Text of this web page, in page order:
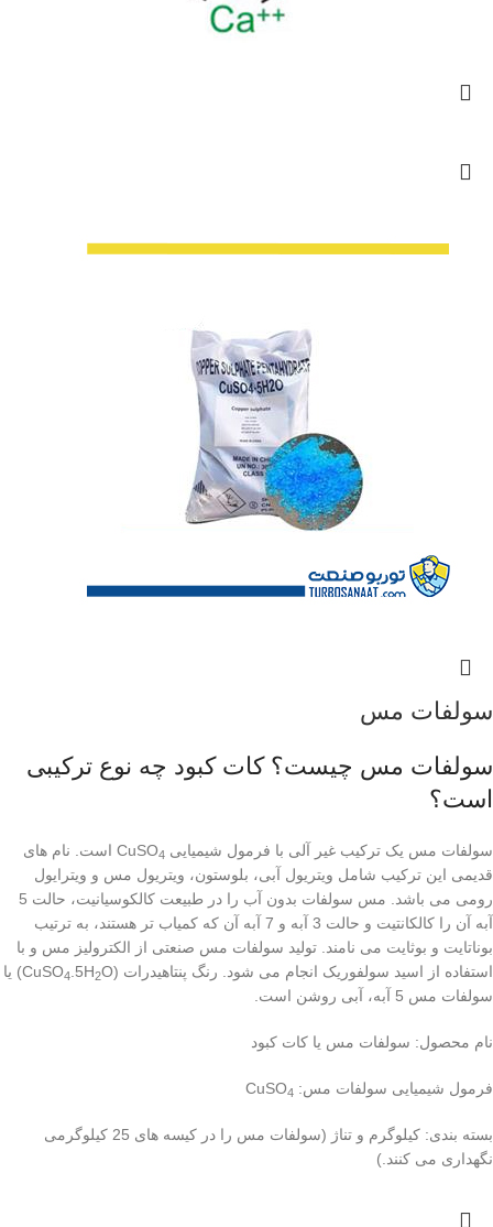
سولفات مس
سولفات مس چیست؟ کات کبود چه نوع ترکیبی
است؟
سولفات مس یک ترکیب غیر آلی با فرمول شیمیایی CuSO 4
است. نام های
قدیمی این ترکیب شامل ویتریول آبی، بلوستون، ویتریول مس و ویترایول
رومی می باشد. مس سولفات بدون آب را در طبیعت کالکوسیانیت، حالت 5
آبه آن را کالکانتیت و حالت 3 آبه و 7 آبه آن که کمیاب تر هستند، به ترتیب
بوناتایت و بوثایت می نامند. تولید سولفات مس صنعتی از الکترولیز مس و با
استفاده از اسید سولفوریک انجام می شود. رنگ پنتاهیدرات (CuSO
4 .5H2
O) یا
سولفات مس 5 آبه، آبی روشن است.
نام محصول: سولفات مس یا کات کبود
فرمول شیمیایی سولفات مس: CuSO 4
بسته بندی: کیلوگرم و تناژ (سولفات مس را در کیسه های 25 کیلوگرمی
نگهداری می کنند.)